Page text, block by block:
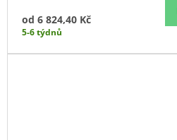
od 6 824,40 Kč
5-6 týdnů